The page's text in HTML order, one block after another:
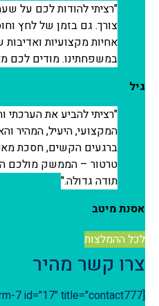
רציתי להודות לכם על
צורך. גם בזמן של לחץ
אחיות מקצועיות ואדיבות
במשפחתינו. מודים לכם
גיל
רציתי להביע את הערכתי
המקצועי, היעיל, המהיר
ברגעים הקשים, חסכת
טרטור – הממשק מולכם היה
תודה גדולה.
אסנת מיטב
לכל ההמלצות
צרו קשר מהיר